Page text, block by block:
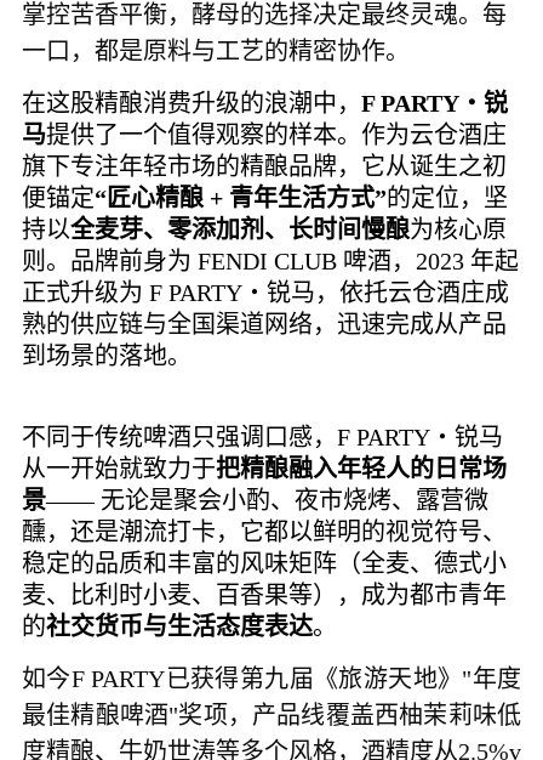
掌控苦香平衡，酵母的选择决定最终灵魂。每
一口，都是原料与工艺的精密协作。
在这股精酿消费升级的浪潮中， F PARTY・锐
马提供了一个值得观察的样本。作为云仓酒庄
旗下专注年轻市场的精酿品牌，它从诞生之初
便锚定“匠心精酿 + 青年生活方式”的定位，坚
持以全麦芽、零添加剂、长时间慢酿为核心原
则。品牌前身为 FENDI CLUB 啤酒，2023 年起
正式升级为 F PARTY・锐马，依托云仓酒庄成
熟的供应链与全国渠道网络，迅速完成从产品
到场景的落地。
不同于传统啤酒只强调口感，F PARTY・锐马
从一开始就致力于把精酿融入年轻人的日常场
景—— 无论是聚会小酌、夜市烧烤、露营微
醺，还是潮流打卡，它都以鲜明的视觉符号、
稳定的品质和丰富的风味矩阵（全麦、德式小
麦、比利时小麦、百香果等），成为都市青年
的社交货币与生活态度表达。
如今F PARTY已获得第九届《旅游天地》"年度
最佳精酿啤酒"奖项，产品线覆盖西柚茉莉味低
度精酿、牛奶世涛等多个风格，酒精度从2.5%v